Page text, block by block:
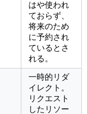
はや使われ
ておらず、
将来のため
に予約され
ているとさ
れる。
一時的リダ
イレクト。
リクエスト
したリソー